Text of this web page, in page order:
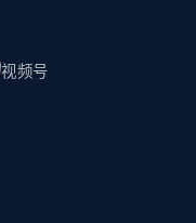
视频号